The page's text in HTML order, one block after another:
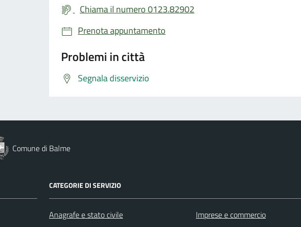
Chiama il numero 0123.82902
Prenota appuntamento
Problemi in città
Segnala disservizio
Comune di Balme
CATEGORIE DI SERVIZIO
Anagrafe e stato civile
Imprese e commercio